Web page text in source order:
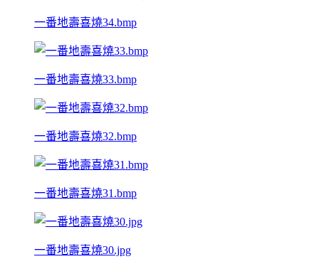
一番地壽喜燒34.bmp
一番地壽喜燒33.bmp
一番地壽喜燒32.bmp
一番地壽喜燒31.bmp
一番地壽喜燒30.jpg